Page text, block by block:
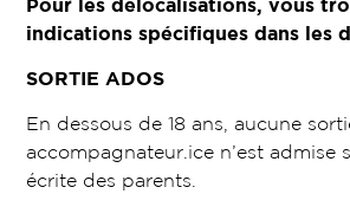
indications spécifiques dans les
SORTIE ADOS
En dessous de 18 ans, aucune
accompagnateur.ice n’est admise
écrite des parents.